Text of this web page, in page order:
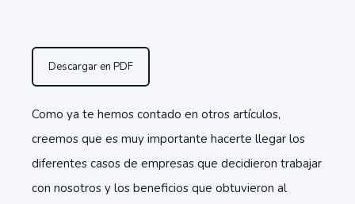
Descargar en PDF
Como ya te hemos contado en otros artículos,
creemos que es muy importante hacerte llegar los
diferentes casos de empresas que decidieron trabajar
con nosotros y los beneficios que obtuvieron al